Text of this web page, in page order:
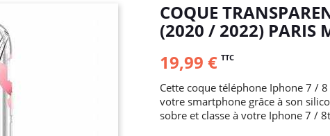
COQUE
(2020 / 2022) PARIS
19,99 € TTC
Cette coque téléphone Iphone 7 /
votre smartphone grâce à son
sobre et classe à votre Iphone 7 /